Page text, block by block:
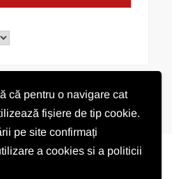
că pentru o navigare cat
fișiere de tip cookie.
pe site confirmați
a cookies si a politicii